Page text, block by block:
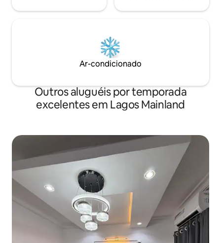
Ar-condicionado
Outros aluguéis por temporada
excelentes em Lagos Mainland